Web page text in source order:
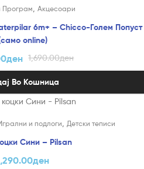
Програм Акцесоари
6m+ – Chicco-Голем Попуст
online)
1,690.00ден
ден
Во Кошница
и подлоги Детски теписи
Сини – Pilsan
ден